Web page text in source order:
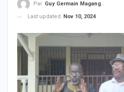
Par Guy Germain Maganga Nziengui
Last updated
Nov 10, 2024